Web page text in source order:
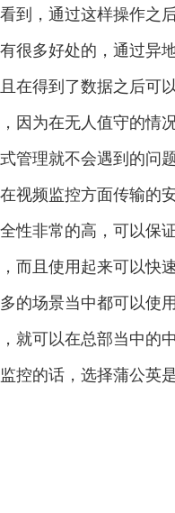
到，通过这样操作之
很多好处的，通过异
在得到了数据之后可
因为在无人值守的情
管理就不会遇到的问
视频监控方面传输的
性非常的高，可以保
而且使用起来可以快
的场景当中都可以使
就可以在总部当中的
控的话，选择蒲公英